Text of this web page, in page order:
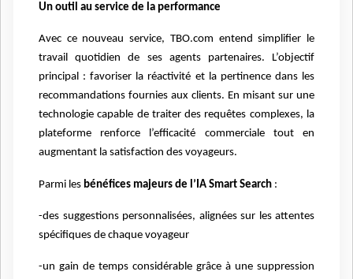
Un outil au service de la performance
Avec ce nouveau service, TBO.com entend simplifier le
travail quotidien de ses agents partenaires. L’objectif
principal : favoriser la réactivité et la pertinence dans les
recommandations fournies aux clients. En misant sur une
technologie capable de traiter des requêtes complexes, la
plateforme renforce l’efficacité commerciale tout en
augmentant la satisfaction des voyageurs.
Parmi les bénéfices majeurs de l’IA Smart Search :
-des suggestions personnalisées, alignées sur les attentes
spécifiques de chaque voyageur
-un gain de temps considérable grâce à une suppression